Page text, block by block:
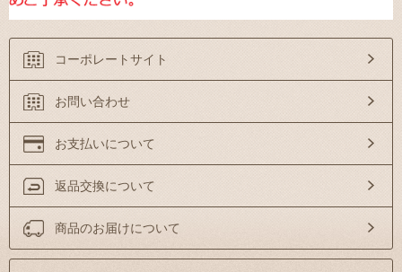
コーポレートサイト
お問い合わせ
お支払いについて
返品交換について
商品のお届けについて